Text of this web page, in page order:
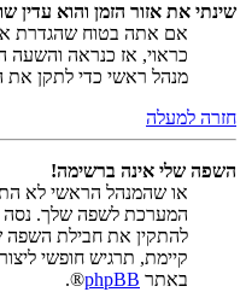
שינתי את אזור הזמן והוא עדין
אם אתה בטוח שהגדרת את
כראוי, אז כנראה והשעה
מנהל ראשי כדי לתקן את
חזרה למעלה
השפה שלי אינה ברשימה!
או שהמנהל הראשי לא
המערכת לשפה שלך. נסה
להתקין את חבילת
קיימת, תרגיש חופשי
באתר phpBB
®.